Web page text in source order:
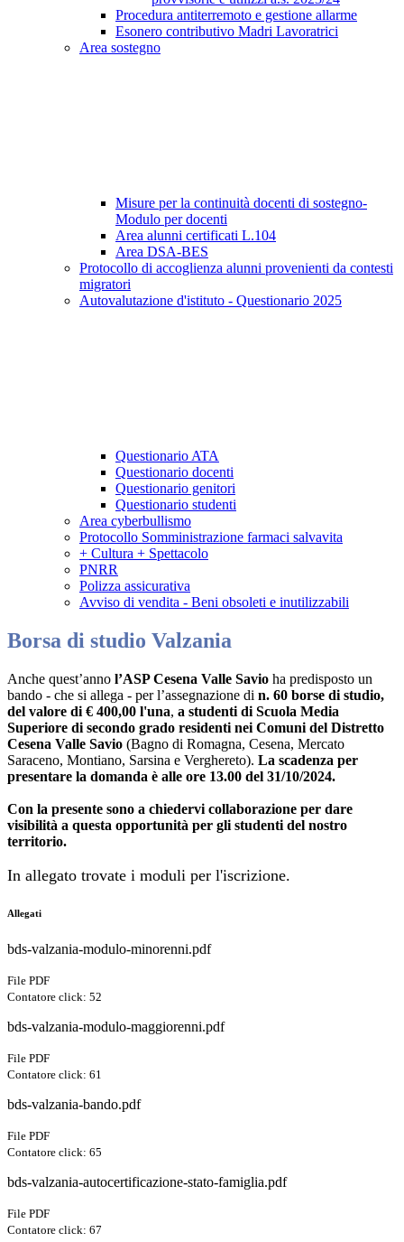
Procedura antiterremoto e gestione allarme
Esonero contributivo Madri Lavoratrici
Area sostegno
Misure per la continuità docenti di sostegno-
Modulo per docenti
Area alunni certificati L.104
Area DSA-BES
Protocollo di accoglienza alunni provenienti da contesti
migratori
Autovalutazione d'istituto - Questionario 2025
Questionario ATA
Questionario docenti
Questionario genitori
Questionario studenti
Area cyberbullismo
Protocollo Somministrazione farmaci salvavita
+ Cultura + Spettacolo
PNRR
Polizza assicurativa
Avviso di vendita - Beni obsoleti e inutilizzabili
Borsa di studio Valzania
Anche quest’anno l’ASP Cesena Valle Savio ha predisposto un
bando - che si allega - per l’assegnazione di n. 60 borse di studio,
del valore di € 400,00 l'una, a studenti di Scuola Media
Superiore di secondo grado residenti nei Comuni del Distretto
Cesena Valle Savio (Bagno di Romagna, Cesena, Mercato
Saraceno, Montiano, Sarsina e Verghereto). La scadenza per
presentare la domanda è alle ore 13.00 del 31/10/2024.
Con la presente sono a chiedervi collaborazione per dare
visibilità a questa opportunità per gli studenti del nostro
territorio.
In allegato trovate i moduli per l'iscrizione.
Allegati
bds-valzania-modulo-minorenni.pdf
File PDF
Contatore click: 52
bds-valzania-modulo-maggiorenni.pdf
File PDF
Contatore click: 61
bds-valzania-bando.pdf
File PDF
Contatore click: 65
bds-valzania-autocertificazione-stato-famiglia.pdf
File PDF
Contatore click: 67